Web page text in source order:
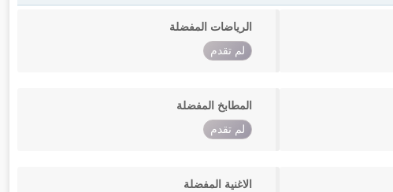
الرياضات المفضلة
لم تقدم
المطابخ المفضلة
لم تقدم
الاغنية المفضلة